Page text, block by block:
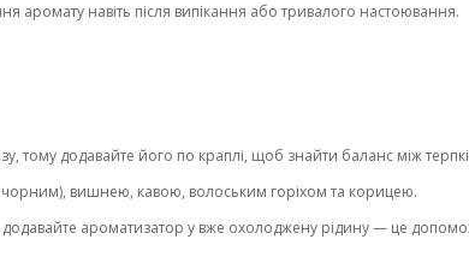
аромату навіть після випікання або тривалого настоювання.
тому додавайте його по краплі, щоб знайти баланс між
вишнею, кавою, волоським горіхом та корицею.
ароматизатор у вже охолоджену рідину — це